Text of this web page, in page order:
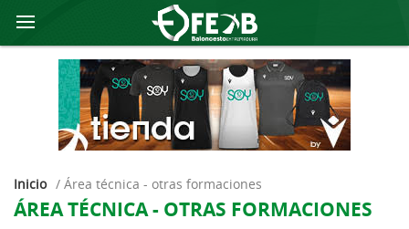
Inicio / área técnica - otras formaciones
ÁREA TÉCNICA - OTRAS FORMACIONES